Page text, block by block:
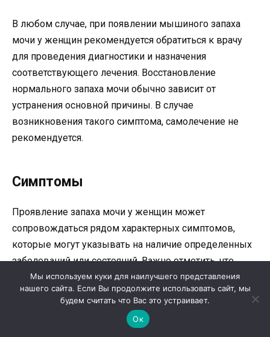
В любом случае, при появлении мышиного запаха
мочи у женщин рекомендуется обратиться к врачу
для проведения диагностики и назначения
соответствующего лечения. Восстановление
нормального запаха мочи обычно зависит от
устранения основной причины. В случае
возникновения такого симптома, самолечение не
рекомендуется.
Симптомы
Проявление запаха мочи у женщин может
сопровождаться рядом характерных симптомов,
которые могут указывать на наличие определенных
заболеваний или состояний. Важно отметить, что
определение причины запаха мочи требует
комплексного подхода и консультации врача.
Мы используем куки для наилучшего представления
нашего сайта. Если Вы продолжите использовать сайт, мы
будем считать что Вас это устраивает.
Ок